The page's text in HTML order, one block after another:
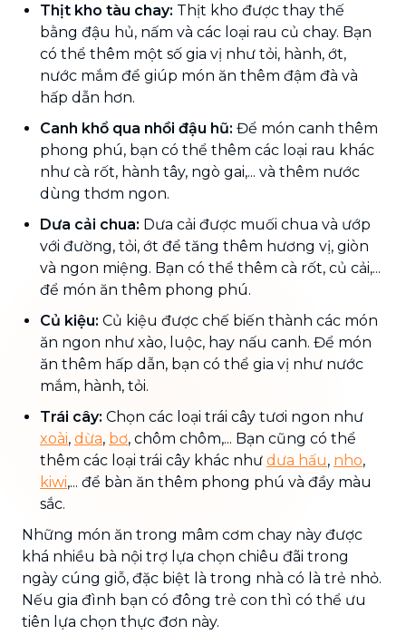
Thịt kho tàu chay: Thịt kho được thay thế
bằng đậu hủ, nấm và các loại rau củ chay. Bạn
có thể thêm một số gia vị như tỏi, hành, ớt,
nước mắm để giúp món ăn thêm đậm đà và
hấp dẫn hơn.
Canh khổ qua nhồi đậu hũ: Để món canh thêm
phong phú, bạn có thể thêm các loại rau khác
như cà rốt, hành tây, ngò gai,... và thêm nước
dùng thơm ngon.
Dưa cải chua: Dưa cải được muối chua và ướp
với đường, tỏi, ớt để tăng thêm hương vị, giòn
và ngon miệng. Bạn có thể thêm cà rốt, củ cải,...
để món ăn thêm phong phú.
Củ kiệu: Củ kiệu được chế biến thành các món
ăn ngon như xào, luộc, hay nấu canh. Để món
ăn thêm hấp dẫn, bạn có thể gia vị như nước
mắm, hành, tỏi.
Trái cây: Chọn các loại trái cây tươi ngon như
xoài, dừa, bơ, chôm chôm,... Bạn cũng có thể
thêm các loại trái cây khác như dưa hấu, nho,
kiwi,... để bàn ăn thêm phong phú và đầy màu
sắc.
Những món ăn trong mâm cơm chay này được
khá nhiều bà nội trợ lựa chọn chiêu đãi trong
ngày cúng giỗ, đặc biệt là trong nhà có là trẻ nhỏ.
Nếu gia đình bạn có đông trẻ con thì có thể ưu
tiên lựa chọn thực đơn này.